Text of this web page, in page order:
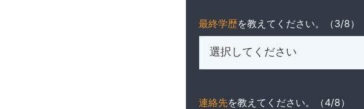
最終学歴を教えてください。（3/8）
連絡先を教えてください。（4/8）